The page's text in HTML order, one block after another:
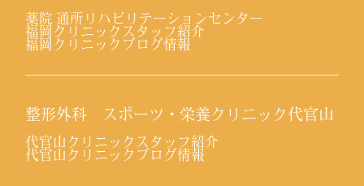
薬院 通所リハビリテーションセンター
福岡クリニックスタッフ紹介
福岡クリニックブログ情報
整形外科 スポーツ・栄養クリニック代官山
代官山クリニックスタッフ紹介
代官山クリニックブログ情報